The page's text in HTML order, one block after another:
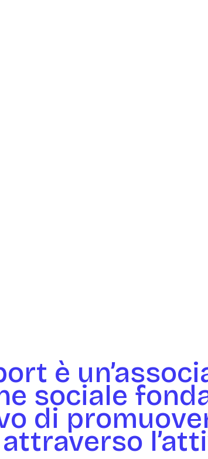
è
sociale
di
attraverso